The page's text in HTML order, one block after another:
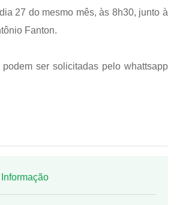
27 do mesmo mês, às 8h30, junto à
Fanton.
podem ser solicitadas pelo whattsapp